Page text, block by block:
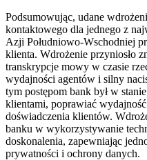
Podsumowując, udane
kontaktowego dla jednego z
Azji Południowo-Wschodniej
klienta. Wdrożenie przyniosło
transkrypcje mowy w czasie
wydajności agentów i silny
tym postępom bank był w
klientami, poprawiać
doświadczenia klientów.
banku w wykorzystywanie
doskonalenia, zapewniając
prywatności i ochrony danych.